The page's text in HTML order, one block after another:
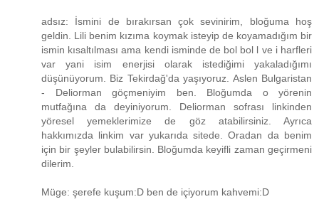
adsız: İsmini de bırakırsan çok sevinirim, bloğuma hoş
geldin. Lili benim kızıma koymak isteyip de koyamadığım bir
ismin kısaltılması ama kendi isminde de bol bol l ve i harfleri
var yani isim enerjisi olarak istediğimi yakaladığımı
düşünüyorum. Biz Tekirdağ'da yaşıyoruz. Aslen Bulgaristan
- Deliorman göçmeniyim ben. Bloğumda o yörenin
mutfağına da deyiniyorum. Deliorman sofrası linkinden
yöresel yemeklerimize de göz atabilirsiniz. Ayrıca
hakkımızda linkim var yukarıda sitede. Oradan da benim
için bir şeyler bulabilirsin. Bloğumda keyifli zaman geçirmeni
dilerim.
Müge: şerefe kuşum:D ben de içiyorum kahvemi:D